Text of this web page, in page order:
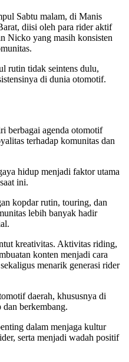
Sabtu malam, di Manis
diisi oleh para rider aktif
Nicko yang masih konsisten
rutin tidak seintens dulu,
di dunia otomotif.
berbagai agenda otomotif
terhadap komunitas dan
hidup menjadi faktor utama
ini.
kopdar rutin, touring, dan
lebih banyak hadir
kreativitas. Aktivitas riding,
konten menjadi cara
menarik generasi rider
daerah, khususnya di
berkembang.
dalam menjaga kultur
serta menjadi wadah positif